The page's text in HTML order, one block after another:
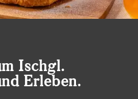
Ischgl.
Erleben.